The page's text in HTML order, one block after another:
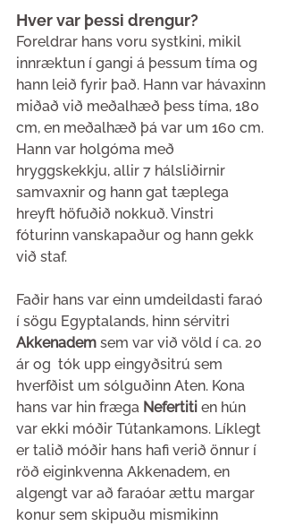
Hver var þessi drengur?
Foreldrar hans voru systkini, mikil
innræktun í gangi á þessum tíma og
hann leið fyrir það. Hann var hávaxinn
miðað við meðalhæð þess tíma, 180
cm, en meðalhæð þá var um 160 cm.
Hann var holgóma með
hryggskekkju, allir 7 hálsliðirnir
samvaxnir og hann gat tæplega
hreyft höfuðið nokkuð. Vinstri
fóturinn vanskapaður og hann gekk
við staf.
Faðir hans var einn umdeildasti faraó
í sögu Egyptalands, hinn sérvitri
Akkenadem sem var við völd í ca. 20
ár og  tók upp eingyðsitrú sem
hverfðist um sólguðinn Aten. Kona
hans var hin fræga Nefertiti en hún
var ekki móðir Tútankamons. Líklegt
er talið móðir hans hafi verið önnur í
röð eiginkvenna Akkenadem, en
algengt var að faraóar ættu margar
konur sem skipuðu mismikinn